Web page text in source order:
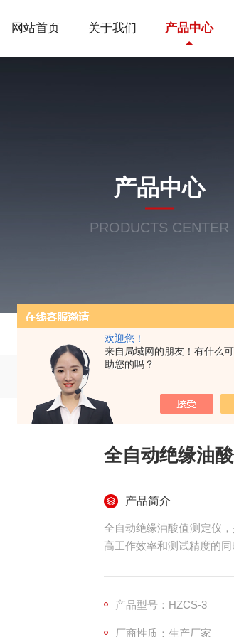
欢迎您！
来自局域网的朋友！有什么
助您的吗？
网站首页 关于我们 产品中心
产品中心
PRODUCTS CENTER
当前位置：
全自动绝缘油
产品简介
全自动绝缘油酸值测定仪
高工作效率和测试精度的
产品型号：HZCS-3
厂商性质：生产厂家